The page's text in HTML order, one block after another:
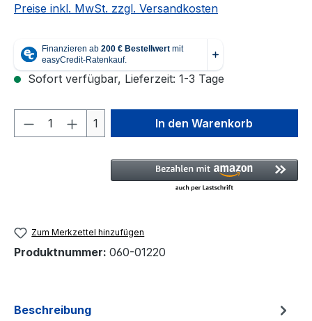
Preise inkl. MwSt. zzgl. Versandkosten
Sofort verfügbar, Lieferzeit: 1-3 Tage
Produkt Anzahl: Gib den
1 In den Warenkorb
Zum Merkzettel hinzufügen
Produktnummer: 060-01220
Beschreibung